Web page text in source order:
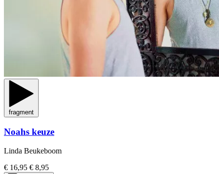
fragment
Noahs keuze
Linda Beukeboom
€ 16,95 € 8,95